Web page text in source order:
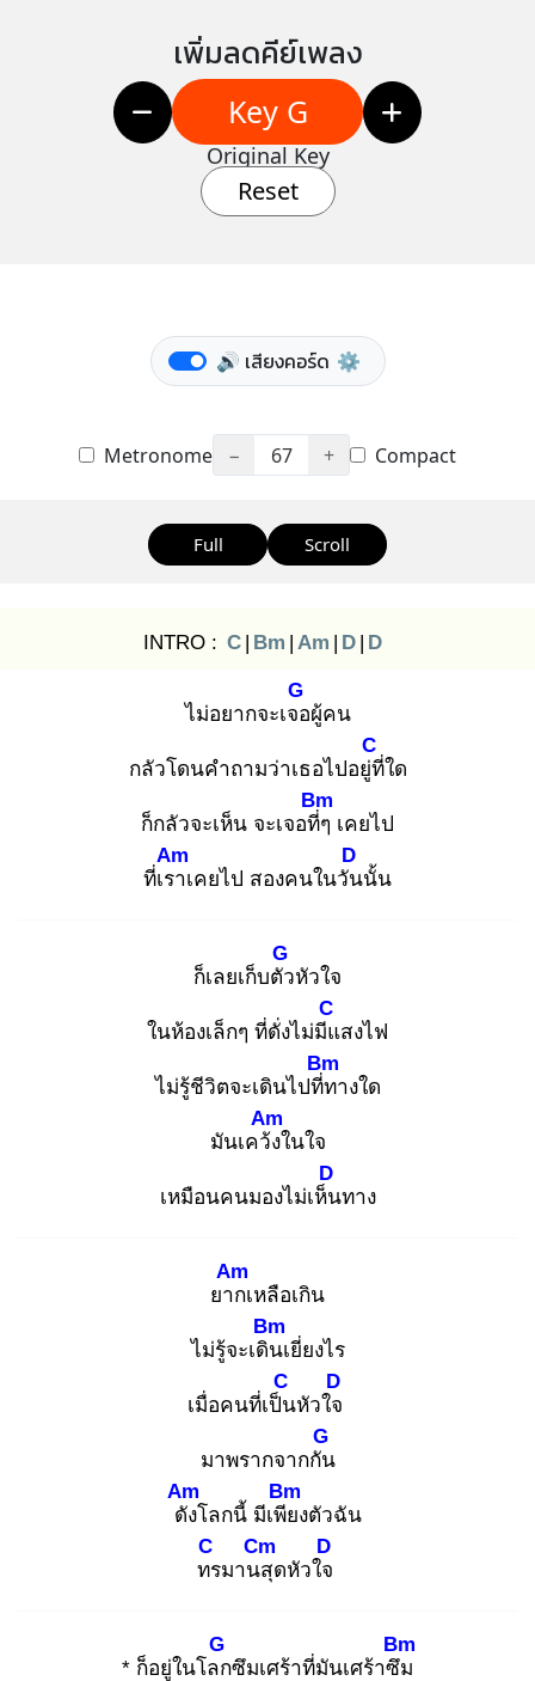
เพิ่มลดคีย์เพลง
Key G
Original Key
Reset
🔊 เสียงคอร์ด ⚙️
Metronome − 67 + Compact
Full Scroll
INTRO : C | Bm | Am | D | D
ไม่อยากจะเจอ
G
ผู้คน
กลัวโดนคำถามว่าเธอไปอยู่ที่
C
ใด
ก็กลัวจะเห็น จะเจอที่ๆ
Bm
เคยไป
ที่เรา
Am
เคยไป สองคนในวัน
D
นั้น
ก็เลยเก็บตัว
G
หัวใจ
ในห้องเล็กๆ ที่ดั่งไม่มีแ
C
สงไฟ
ไม่รู้ชีวิตจะเดินไปที่ท
Bm
างใด
มันเคว้ง
Am
ในใจ
เหมือนคนมองไม่เห็น
D
ทาง
ยาก
Am
เหลือเกิน
ไม่รู้จะเดิน
Bm
เยี่ยงไร
เมื่อคนที่เป็น
C
หัวใจ
D
มาพรากจากกัน
G
ดัง
Am
โลกนี้ มีเพีย
Bm
งตัวฉัน
ทร
C
มานสุ
Cm
ดหัวใจ
D
* ก็อยู่ในโลก
G
ซึมเศร้าที่มันเศร้าซึม
Bm